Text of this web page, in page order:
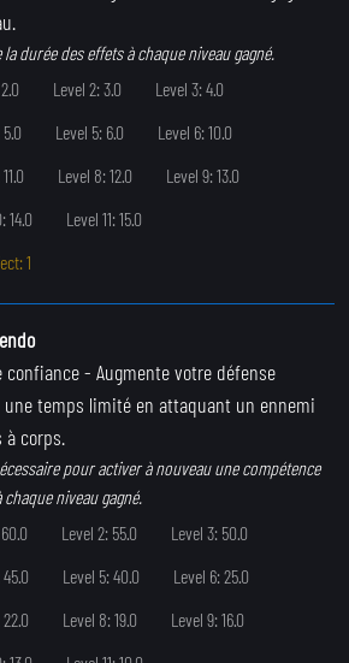
la durée des effets à chaque niveau gagné.
Level 2: 3.0
Level 3: 4.0
Level 5: 6.0
Level 6: 10.0
Level 8: 12.0
Level 9: 13.0
14.0
Level 11: 15.0
1
confiance- Augmente votre défense
une temps limité en attaquant un ennemi
à corps.
pour activer à nouveau une compétence
niveau gagné.
Level 2: 55.0
Level 3: 50.0
Level 5: 40.0
Level 6: 25.0
Level 8: 19.0
Level 9: 16.0